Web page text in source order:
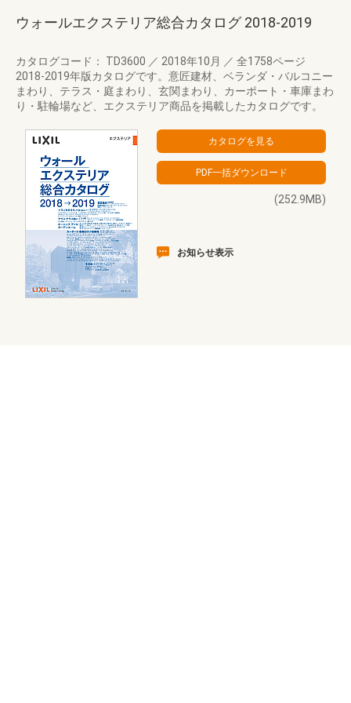
ウォールエクステリア総合カタログ 2018‐2019
カタログコード： TD3600 ／ 2018年10月 ／ 全1758ページ
2018-2019年版カタログです。意匠建材、ベランダ・バルコニー
まわり、テラス・庭まわり、玄関まわり、カーポート・車庫まわ
り・駐輪場など、エクステリア商品を掲載したカタログです。
(252.9MB)
お知らせ表示